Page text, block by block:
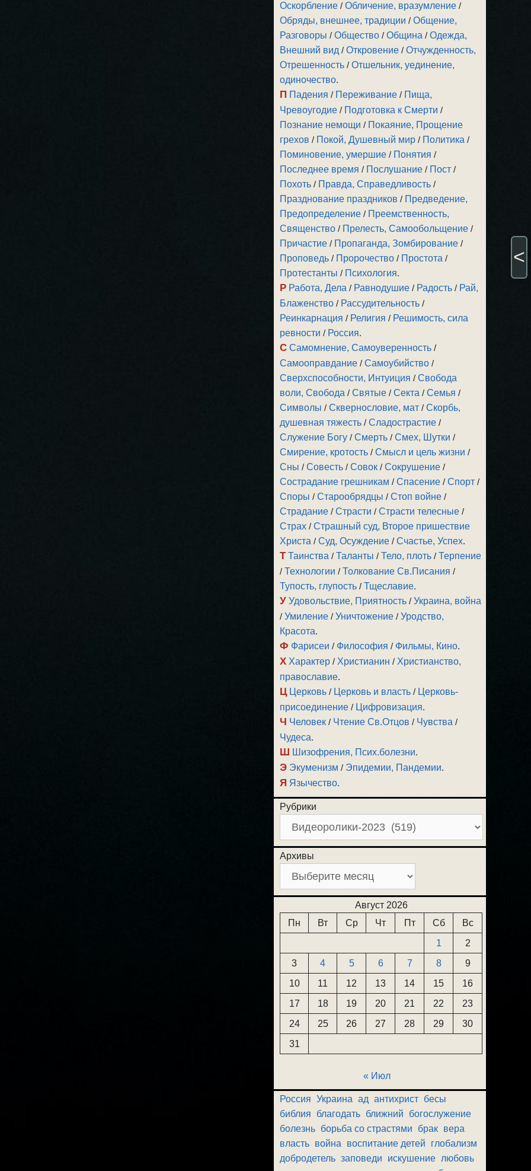
Оскорбление /Обличение, вразумление /
Обряды, внешнее, традиции /Общение,
Разговоры /Общество /Община /Одежда,
Внешний вид /Откровение /Отчужденность,
Отрешенность /Отшельник, уединение,
одиночество.
П Падения / Переживание / Пища,
Чревоугодие / Подготовка к Смерти /
Познание немощи / Покаяние, Прощение
грехов / Покой, Душевный мир / Политика /
Поминовение, умершие / Понятия /
Последнее время / Послушание / Пост /
Похоть / Правда, Справедливость /
Празднование праздников / Предведение,
Предопределение / Преемственность,
Священство / Прелесть, Самообольщение /
Причастие / Пропаганда, Зомбирование /
Проповедь / Пророчество / Простота /
Протестанты / Психология.
Р Работа, Дела / Равнодушие / Радость / Рай,
Блаженство / Рассудительность /
Реинкарнация / Религия / Решимость, сила
ревности / Россия.
С Самомнение, Самоуверенность /
Самооправдание /Самоубийство /
Сверхспособности, Интуиция /Свобода
воли, Свобода /Святые /Секта /Семья /
Символы /Сквернословие, мат /Скорбь,
душевная тяжесть /Сладострастие /
Служение Богу /Смерть /Смех, Шутки /
Смирение, кротость /Смысл и цель жизни /
Сны /Совесть /Совок /Сокрушение /
Сострадание грешникам /Спасение /Спорт /
Споры /Старообрядцы /Стоп войне /
Страдание /Страсти /Страсти телесные /
Страх /Страшный суд, Второе пришествие
Христа /Суд, Осуждение /Счастье, Успех.
Т Таинства /Таланты /Тело, плоть /Терпение
/Технологии /Толкование Св.Писания /
Тупость, глупость /Тщеславие.
У Удовольствие, Приятность /Украина, война
/Умиление /Уничтожение /Уродство,
Красота.
Ф Фарисеи / Философия / Фильмы, Кино.
Х Характер / Христианин / Христианство,
православие.
Ц Церковь / Церковь и власть / Церковь-
присоединение / Цифровизация.
Ч Человек / Чтение Св.Отцов / Чувства /
Чудеса.
Ш Шизофрения, Псих.болезни.
Э Экуменизм / Эпидемии, Пандемии.
Я Язычество.
Рубрики
Архивы
Август 2026
Пн
Вт Ср Чт Пт Сб
Вс
1
2
3
4 5 6 7 8
9
10
11 12 13 14 15
16
17
18 19 20 21 22
23
24
25 26 27 28 29
30
31
« Июл
Россия Украина ад антихрист бесы
библия
благодать ближний
богослужение
болезнь борьба со страстями брак вера
власть война воспитание детей
глобализм
добродетель заповеди искушение любовь
<